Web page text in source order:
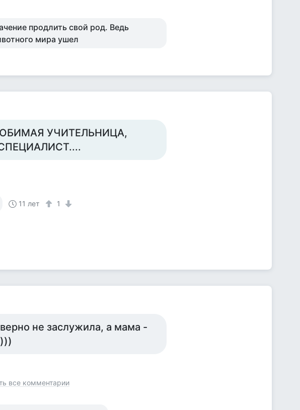
продлить свой род. Ведь
мира ушел
УЧИТЕЛЬНИЦА,
11 лет 1
не заслужила, а мама -
все комментарии